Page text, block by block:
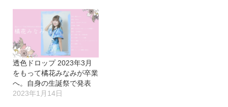
透色ドロップ 2023年3月
をもって橘花みなみが卒業
へ。自身の生誕祭で発表
2023年1月14日